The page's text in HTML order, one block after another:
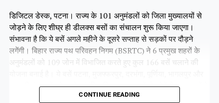
डिजिटल डेस्क, पटना। राज्य के 101 अनुमंडलों को जिला मुख्यालयों से
जोड़ने के लिए शीघ्र ही डीलक्स बसों का संचालन शुरू किया जाएगा।
संभावना है कि ये बसें अगले महीने के दूसरे सप्ताह से सड़कों पर दौड़ने
लगेंगी। बिहार राज्य पथ परिवहन निगम (BSRTC) ने 6 प्रमुख शहरों के
अनुमंडलों को 109 जोन में विभाजित करते हुए कुल 166 बसें चलाने की
गया की पंचायतों को उनके संबंधित जिला मुख्यालयों से जोड़ेंगी। इन बसों के
सभी रूट पहले ही तय किए जा चुके हैं। फिलहाल ये बसें परमिट प्रक्रिया में
CONTINUE READING